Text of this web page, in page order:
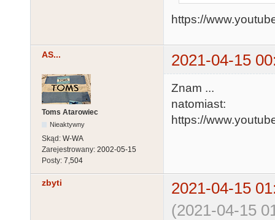
https://
AS... 2021-04-15
Toms Atarowiec
Nieaktywny
Skąd: W-WA
Zarejestrowany: 2002-05-15
Posty: 7,504
Znam ...
natomiast:
https://
zbyti
2021-04-15
(2021-04-15